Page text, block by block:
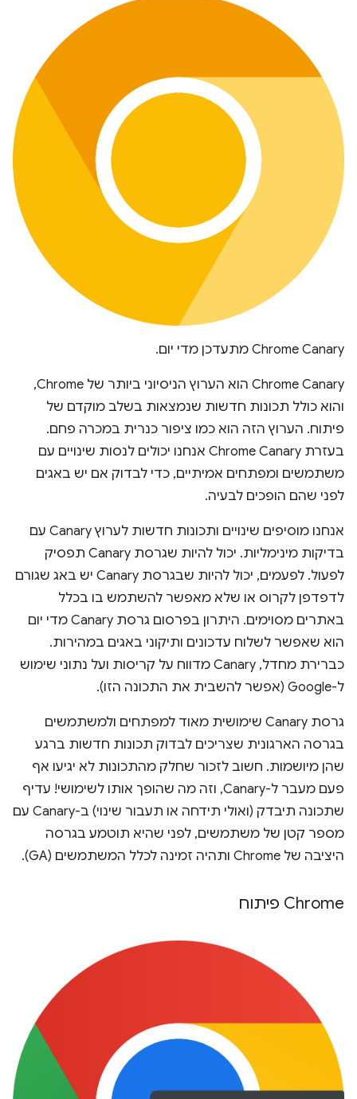
‫Chrome Canary מתעדכן מדי יום.
‫Chrome Canary הוא הערוץ הניסיוני ביותר של Chrome,
והוא כולל תכונות חדשות שנמצאות בשלב מוקדם של
פיתוח. הערוץ הזה הוא כמו ציפור כנרית במכרה פחם.
בעזרת Chrome Canary אנחנו יכולים לנסות שינויים עם
משתמשים ומפתחים אמיתיים, כדי לבדוק אם יש באגים
לפני שהם הופכים לבעיה.
אנחנו מוסיפים שינויים ותכונות חדשות לערוץ Canary עם
בדיקות מינימליות. יכול להיות שגרסת Canary תפסיק
לפעול. לפעמים, יכול להיות שבגרסת Canary יש באג שגורם
לדפדפן לקרוס או שלא מאפשר להשתמש בו בכלל
באתרים מסוימים. היתרון בפרסום גרסת Canary מדי יום
הוא שאפשר לשלוח עדכונים ותיקוני באגים במהירות.
כברירת מחדל, Canary מדווח על קריסות ועל נתוני שימוש
ל-Google (אפשר להשבית את התכונה הזו).
גרסת Canary שימושית מאוד למפתחים ולמשתמשים
בגרסה הארגונית שצריכים לבדוק תכונות חדשות ברגע
שהן מיושמות. חשוב לזכור שחלק מהתכונות לא יגיעו אף
פעם מעבר ל-Canary, וזה מה שהופך אותו לשימושי! עדיף
שתכונה תיבדק (ואולי תידחה או תעבור שינוי) ב-Canary עם
מספר קטן של משתמשים, לפני שהיא תוטמע בגרסה
היציבה של Chrome ותהיה זמינה לכלל המשתמשים (GA).
Chrome פיתוח